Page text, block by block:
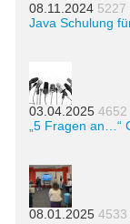
08.11.2024 5227
Java Schulung
03.04.2025 4652
„5 Fragen an…“
08.01.2025 4533